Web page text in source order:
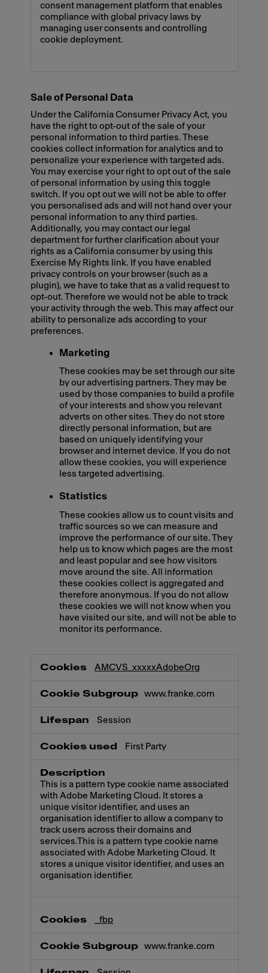
consent management platform that enables
compliance with global privacy laws by
managing user consents and controlling
cookie deployment.
Sale of Personal Data
Under the California Consumer Privacy Act, you
have the right to opt-out of the sale of your
personal information to third parties. These
cookies collect information for analytics and to
personalize your experience with targeted ads.
You may exercise your right to opt out of the sale
of personal information by using this toggle
switch. If you opt out we will not be able to offer
you personalised ads and will not hand over your
personal information to any third parties.
Additionally, you may contact our legal
department for further clarification about your
rights as a California consumer by using this
Exercise My Rights link. If you have enabled
privacy controls on your browser (such as a
plugin), we have to take that as a valid request to
opt-out. Therefore we would not be able to track
your activity through the web. This may affect our
ability to personalize ads according to your
preferences.
Marketing
These cookies may be set through our site
by our advertising partners. They may be
used by those companies to build a profile
of your interests and show you relevant
adverts on other sites. They do not store
directly personal information, but are
based on uniquely identifying your
browser and internet device. If you do not
allow these cookies, you will experience
less targeted advertising.
Statistics
These cookies allow us to count visits and
traffic sources so we can measure and
improve the performance of our site. They
help us to know which pages are the most
and least popular and see how visitors
move around the site. All information
these cookies collect is aggregated and
therefore anonymous. If you do not allow
these cookies we will not know when you
have visited our site, and will not be able to
monitor its performance.
AMCVS_xxxxxAdobeOrg
www.franke.com
Session
First Party
This is a pattern type cookie name associated
with Adobe Marketing Cloud. It stores a
unique visitor identifier, and uses an
organisation identifier to allow a company to
track users across their domains and
services.This is a pattern type cookie name
associated with Adobe Marketing Cloud. It
stores a unique visitor identifier, and uses an
organisation identifier.
_fbp
www.franke.com